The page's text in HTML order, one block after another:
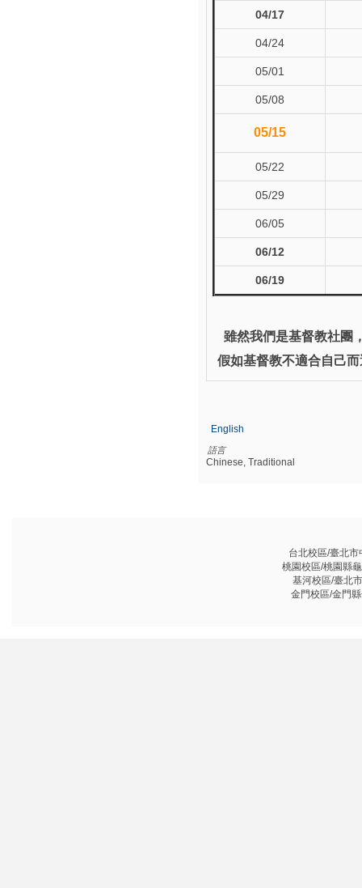
04/17
04/24
05/01
05/08
05/15
05/22
05/29
06/05
06/12
06/19
雖然我們是基督教社團
假如基督教不適合自己
English
語言
Chinese, Traditional
台北校區/臺北
桃園校區/桃園縣
基河校區/臺北
金門校區/金門